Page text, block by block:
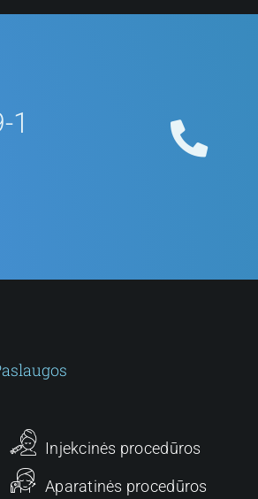
1
Injekcinės procedūros
Aparatinės procedūros